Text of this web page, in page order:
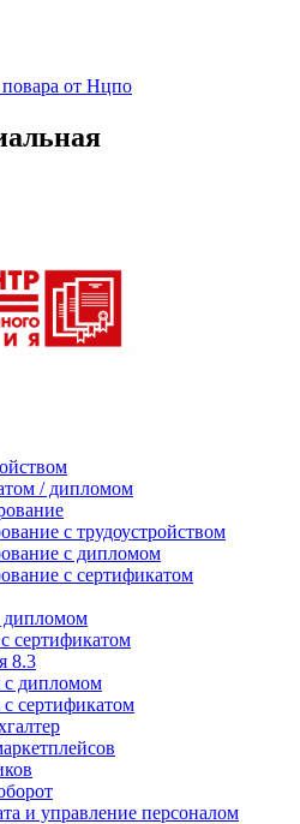
от Нцпо
/ дипломом
с трудоустройством
с дипломом
с сертификатом
дипломом
сертификатом
8.3
с дипломом
сертификатом
и управление персоналом